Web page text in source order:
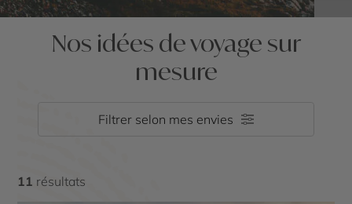
Nos idées de voyage sur
mesure
Filtrer selon mes envies
11 résultats